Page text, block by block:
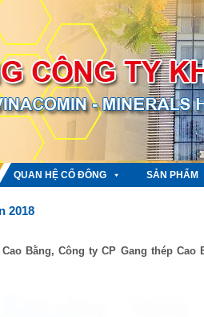
QUAN HỆ CỔ ĐÔNG SẢN PHẨM
2018
Bằng, Công ty CP Gang thép